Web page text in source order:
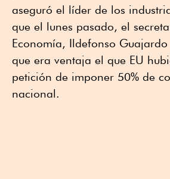
aseguró el líder de los
que el lunes pasado, el
Economía, Ildefonso
que era ventaja el que EU
petición de imponer 50% de
nacional.